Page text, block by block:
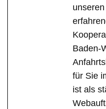
Baden-
für Sie
ist als